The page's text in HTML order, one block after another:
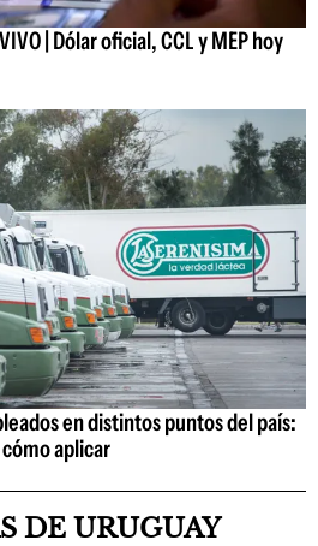
| Dólar oficial, CCL y MEP hoy
en distintos puntos del país:
aplicar
DE URUGUAY